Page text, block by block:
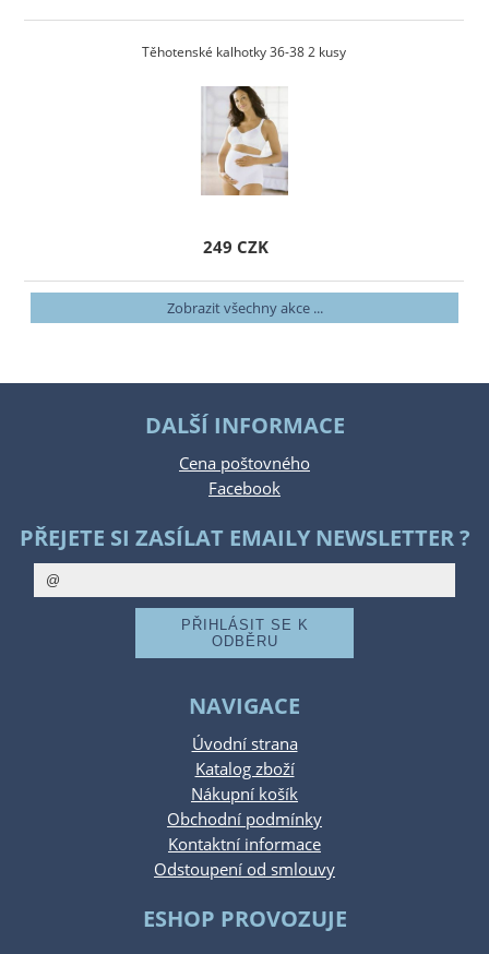
Těhotenské kalhotky 36-38 2 kusy
249 CZK
Zobrazit všechny akce ...
DALŠÍ INFORMACE
Cena poštovného
Facebook
PŘEJETE SI ZASÍLAT EMAILY NEWSLETTER ?
NAVIGACE
Úvodní strana
Katalog zboží
Nákupní košík
Obchodní podmínky
Kontaktní informace
Odstoupení od smlouvy
ESHOP PROVOZUJE